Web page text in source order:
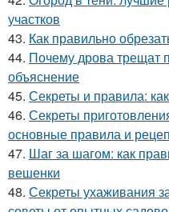
участков
43. Как правильно
44. Почему дрова трещат
объяснение
45. Секреты и правила:
46. Секреты
основные правила и
47. Шаг за шагом: как
вешенки
48. Секреты ухаживания